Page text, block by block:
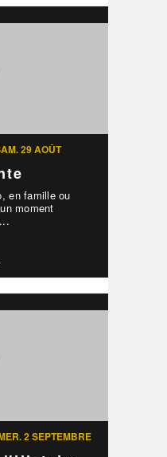
29 AOÛT
en famille ou
moment
2 SEPTEMBRE